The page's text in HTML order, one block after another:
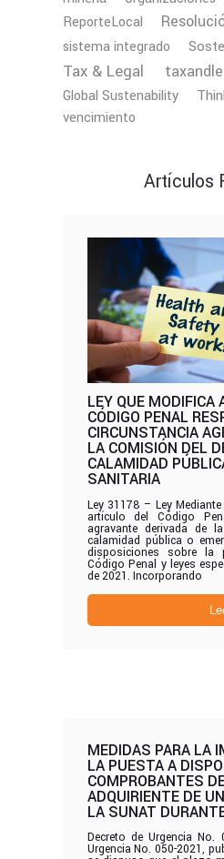
ReporteLocal
sistema integrado
Tax & Legal
Global Sustenability
vencimiento
Artículos
LEY QUE MODIFICA
CÓDIGO PENAL
CIRCUNSTANCIA
LA COMISIÓN DEL
CALAMIDAD
SANITARIA
Ley 31178 – Ley
artículo del Código
agravante derivada de
calamidad pública o
disposiciones sobre la
Código Penal y leyes
de 2021. Incorporando
MEDIDAS PARA LA
LA PUESTA A
COMPROBANTES
ADQUIRIENTE DE
LA SUNAT
Decreto de Urgencia No.
Urgencia No. 050-2021,